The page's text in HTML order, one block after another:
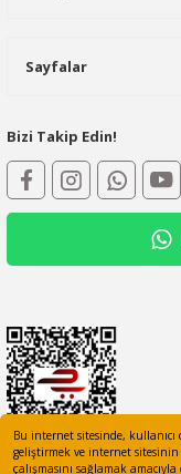
Bu internet sitesinde, kullanıcı
geliştirmek ve internet sitesinin
çalışmasını sağlamak
Sayfalar
Bizi Takip Edin!